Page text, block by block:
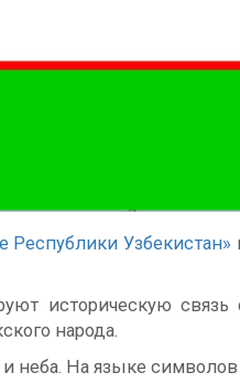
Республики Узбекистан»
историческую
народа.
На языке символов